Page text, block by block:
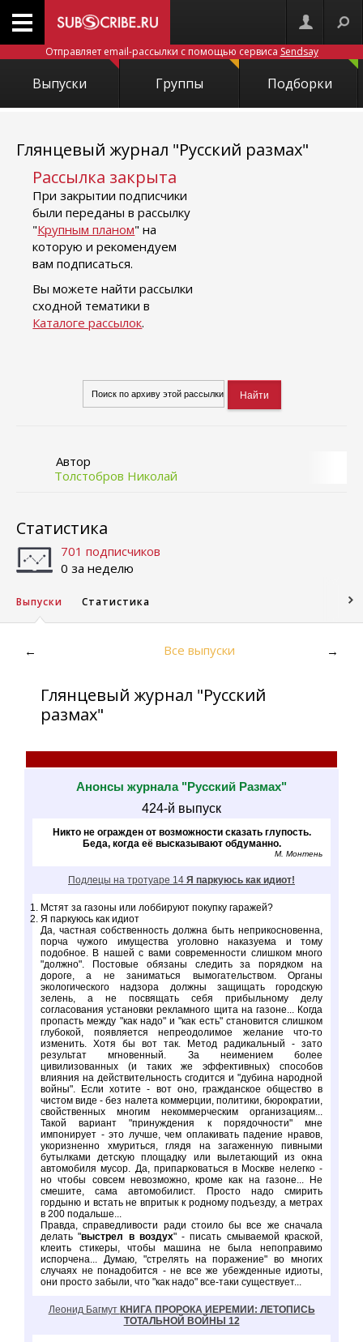
Отправляет email-рассылки с помощью сервиса Sendsay
Выпуски Группы Подборки
Глянцевый журнал "Русский размах"
Рассылка закрыта
При закрытии подписчики
были переданы в рассылку
"Крупным планом" на
которую и рекомендуем
вам подписаться.
Вы можете найти рассылки
сходной тематики в
Каталоге рассылок.
Автор
Толстобров Николай
Статистика
701 подписчиков
0 за неделю
Выпуски Статистика
← Все выпуски →
Глянцевый журнал "Русский
размах"
Анонсы журнала "Русский Размах"
424-й выпуск
Никто не огражден от возможности сказать глупость.
Беда, когда её высказывают обдуманно.
М. Монтень
Подлецы на тротуаре 14 Я паркуюсь как идиот!
Мстят за газоны или лоббируют покупку гаражей?
Я паркуюсь как идиот
Да, частная собственность должна быть неприкосновенна,
порча чужого имущества уголовно наказуема и тому
подобное. В нашей с вами современности слишком много
"должно". Постовые обязаны следить за порядком на
дороге, а не заниматься вымогательством. Органы
экологического надзора должны защищать городскую
зелень, а не посвящать себя прибыльному делу
согласования установки рекламного щита на газоне... Когда
пропасть между "как надо" и "как есть" становится слишком
глубокой, появляется непреодолимое желание что-то
изменить. Хотя бы вот так. Метод радикальный - зато
результат мгновенный. За неимением более
цивилизованных (и таких же эффективных) способов
влияния на действительность сгодится и "дубина народной
войны". Если хотите - вот оно, гражданское общество в
чистом виде - без налета коммерции, политики, бюрократии,
свойственных многим некоммерческим организациям...
Такой вариант "принуждения к порядочности" мне
импонирует - это лучше, чем оплакивать падение нравов,
укоризненно хмуриться, глядя на загаженную пивными
бутылками детскую площадку или вылетающий из окна
автомобиля мусор. Да, припарковаться в Москве нелегко -
но чтобы совсем невозможно, кроме как на газоне... Не
смешите, сама автомобилист. Просто надо смирить
гордыню и встать не впритык к родному подъезду, а метрах
в 200 подальше...
Правда, справедливости ради стоило бы все же сначала
делать "выстрел в воздух" - писать смываемой краской,
клеить стикеры, чтобы машина не была непоправимо
испорчена... Думаю, "стрелять на поражение" во многих
случаях не понадобится - не все же убежденные идиоты,
они просто забыли, что "как надо" все-таки существует...
Леонид Багмут КНИГА ПРОРОКА ИЕРЕМИИ: ЛЕТОПИСЬ
ТОТАЛЬНОЙ ВОЙНЫ 12